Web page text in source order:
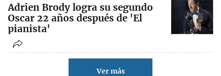
Adrien Brody logra su segundo
Oscar 22 años después de 'El
pianista'
Ver más